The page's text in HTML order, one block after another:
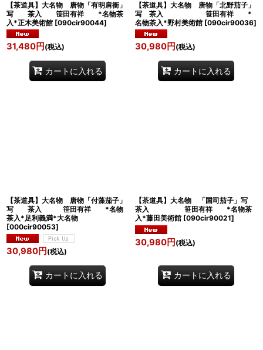
【茶道具】大名物 唐物「有明肩衝」
写 茶入 笹田有祥 *名物茶
入*正木美術館 [090cir90044]
31,480円 (税込)
カートに入れる
【茶道具】大名物 唐物「北野茄子」
写 茶入 笹田有祥 *
名物茶入*野村美術館 [090cir90036]
30,980円 (税込)
カートに入れる
【茶道具】大名物 唐物「付藻茄子」
写 茶入 笹田有祥 *名物
茶入*足利義満*大名物
[000cir90053]
30,980円 (税込)
カートに入れる
【茶道具】大名物 「国司茄子」写
茶入 笹田有祥 *名物茶
入*藤田美術館 [090cir90021]
30,980円 (税込)
カートに入れる